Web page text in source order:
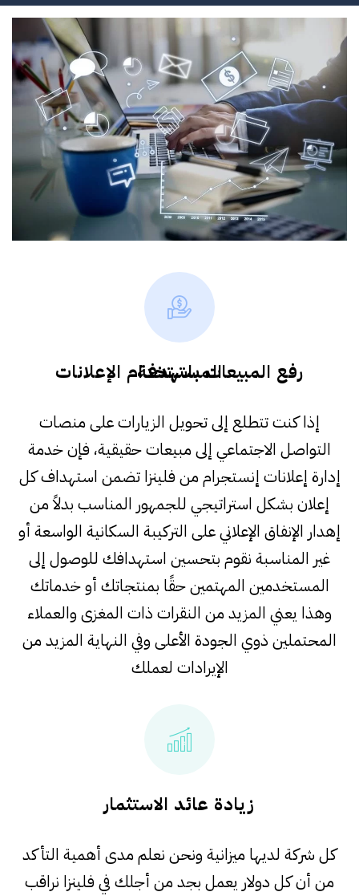
رفع المبيعات باستخدام الإعلانات المستهدفة
إذا كنت تتطلع إلى تحويل الزيارات على منصات
التواصل الاجتماعي إلى مبيعات حقيقية، فإن خدمة
إدارة إعلانات إنستجرام من فلينزا تضمن استهداف كل
إعلان بشكل استراتيجي للجمهور المناسب بدلاً من
إهدار الإنفاق الإعلاني على التركيبة السكانية الواسعة أو
غير المناسبة نقوم بتحسين استهدافك للوصول إلى
المستخدمين المهتمين حقًا بمنتجاتك أو خدماتك
وهذا يعني المزيد من النقرات ذات المغزى والعملاء
المحتملين ذوي الجودة الأعلى وفي النهاية المزيد من
الإيرادات لعملك
زيادة عائد الاستثمار
كل شركة لديها ميزانية ونحن نعلم مدى أهمية التأكد
من أن كل دولار يعمل بجد من أجلك في فلينزا نراقب